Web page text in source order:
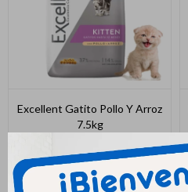
Excellent Gatito Pollo Y Arroz
7.5kg